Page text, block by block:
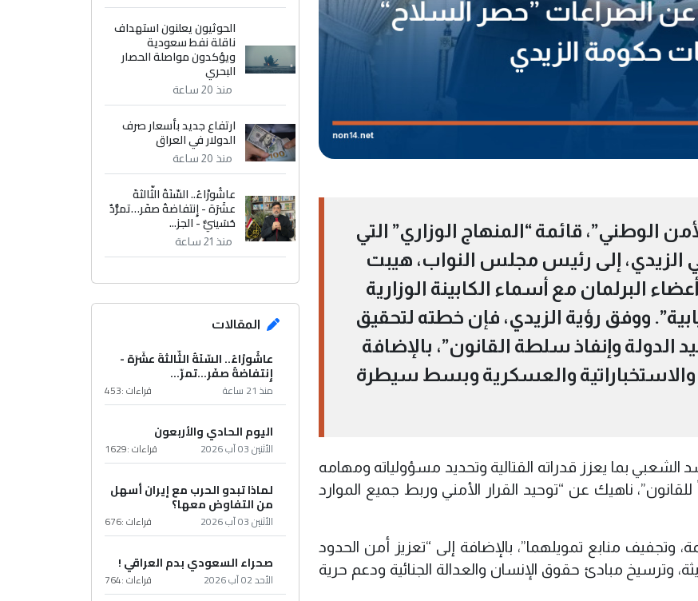
الوطني”، قائمة “المنهاج الوزاري” التي
الزيدي، إلى رئيس مجلس النواب، هيبت
البرلمان مع أسماء الكابينة الوزارية
ووفق رؤية الزيدي، فإن خطته لتحقيق
الدولة وإنفاذ سلطة القانون”، بالإضافة
والاستخباراتية والعسكرية وبسط سيطرة
بما يعزز قدراته القتالية وتحديد مسؤولياته ومهامه
ناهيك عن “توحيد القرار الأمني وربط جميع الموارد
منابع تمويلهما”، بالإضافة إلى “تعزيز أمن الحدود
وترسيخ مبادئ حقوق الإنسان والعدالة الجنائية ودعم حرية
الحوثيون يعلنون استهداف
ناقلة نفط سعودية
ويؤكدون مواصلة الحصار
البحري
منذ 20 ساعة
ارتفاع جديد بأسعار صرف
الدولار في العراق
منذ 20 ساعة
عاشُورْاءُ.. السّنَةُ الثّالثةَ
عشَرَة - إِنتفاضةُ صفَر…تمرُّدٌ
حُسَينيٌّ - الجز...
منذ 21 ساعة
المقالات
عاشُورْاءُ.. السّنَةُ الثّالثةَ عشَرَة -
إِنتفاضةُ صفَر…تمرّ...
منذ 21 ساعة قراءات :453
اليوم الحادي والأربعون
الأثنين 03 آب 2026 قراءات :1629
لماذا تبدو الحرب مع إيران أسهل
من التفاوض معها؟
الأثنين 03 آب 2026 قراءات :676
صحراء السعودي بدم العراقي !
الأحد 02 آب 2026 قراءات :764